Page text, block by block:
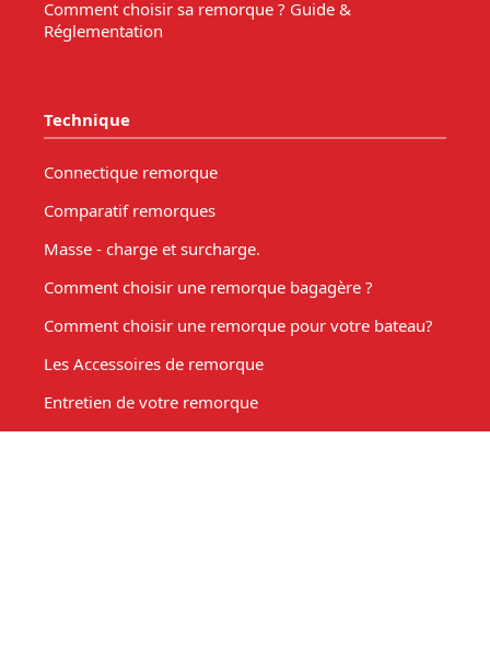
Comment choisir sa remorque ? Guide &
Réglementation
Technique
Connectique remorque
Comparatif remorques
Masse - charge et surcharge.
Comment choisir une remorque bagagère ?
Comment choisir une remorque pour votre bateau?
Les Accessoires de remorque
Entretien de votre remorque